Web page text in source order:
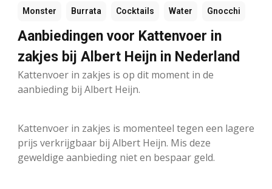
Monster Burrata Cocktails Water Gnocchi
Aanbiedingen voor Kattenvoer in
zakjes bij Albert Heijn in Nederland
Kattenvoer in zakjes is op dit moment in de
aanbieding bij Albert Heijn.
Kattenvoer in zakjes is momenteel tegen een lagere
prijs verkrijgbaar bij Albert Heijn. Mis deze
geweldige aanbieding niet en bespaar geld.